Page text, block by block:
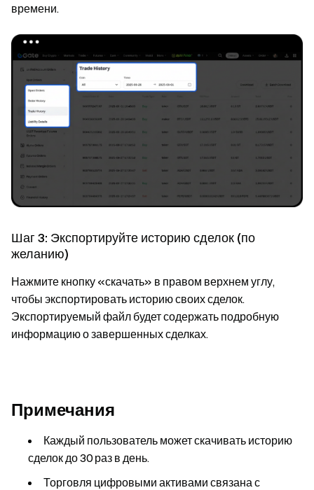
времени.
Шаг 3: Экспортируйте историю сделок (по
желанию)
Нажмите кнопку «скачать» в правом верхнем углу,
чтобы экспортировать историю своих сделок.
Экспортируемый файл будет содержать подробную
информацию о завершенных сделках.
Примечания
Каждый пользователь может скачивать историю
сделок до 30 раз в день.
Торговля цифровыми активами связана с